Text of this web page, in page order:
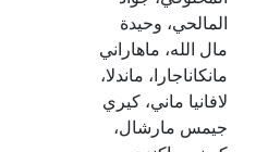
المالحي، وحيدة
مال الله، ماهاراني
مانكاناجارا، ماندلا،
لافانيا ماني، كيري
جيمس مارشال،